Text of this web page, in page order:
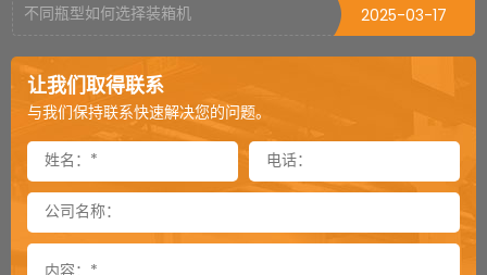
不同瓶型如何选择装箱机
2025-03-17
栈板穿剑捆扎机剑道偏移怎么处理（二）
2025-03-04
栈板穿剑捆扎机剑道偏移怎么处理（一）
封箱机可以倒过来当开箱机用吗
封箱机侧帖可以加到多长
2024-11-26
卸垛机是一款特殊的机器吗
2024-11-25
让我们取得联系
与我们保持联系快速解决您的问题。